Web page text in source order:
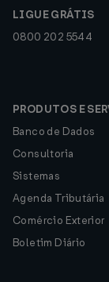
LIGUE GRÁTIS
0800 202 5544
PRODUTOS E
Banco de Dados
Consultoria
Sistemas
Agenda Tributária
Comércio Exterior
Boletim Diário